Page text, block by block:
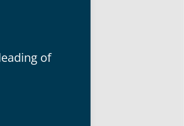
of